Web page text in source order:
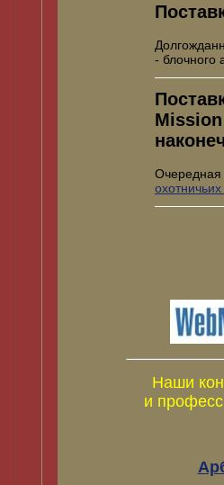
- блочного
Очередная
Наши
и